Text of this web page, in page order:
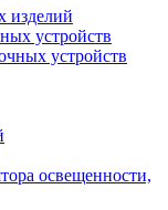
изделий
устройств
устройств
освещенности,